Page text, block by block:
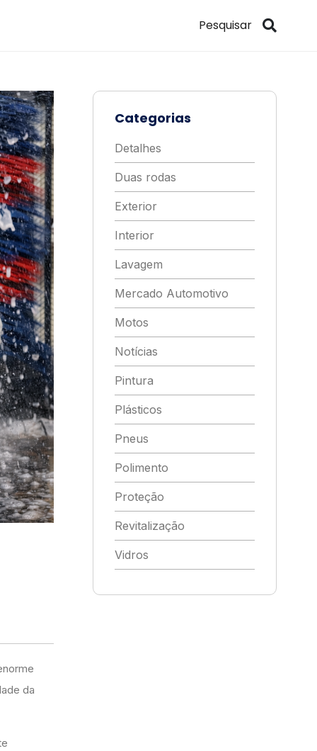
da
Categorias
Detalhes
Duas rodas
Exterior
Interior
Lavagem
Mercado Automotivo
Motos
Notícias
Pintura
Plásticos
Pneus
Polimento
Proteção
Revitalização
Vidros